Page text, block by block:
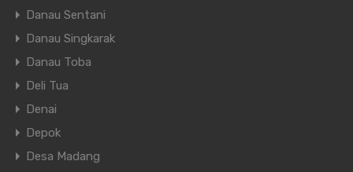
Danau Sentani
Danau Singkarak
Danau Toba
Deli Tua
Denai
Depok
Desa Madang